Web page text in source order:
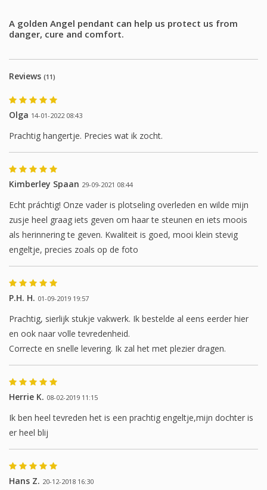
A golden Angel pendant can help us protect us from
danger, cure and comfort.
Reviews (11)
Olga 14-01-2022 08:43
Prachtig hangertje. Precies wat ik zocht.
Kimberley Spaan 29-09-2021 08:44
Echt práchtig! Onze vader is plotseling overleden en wilde mijn
zusje heel graag iets geven om haar te steunen en iets moois
als herinnering te geven. Kwaliteit is goed, mooi klein stevig
engeltje, precies zoals op de foto
P.H. H. 01-09-2019 19:57
Prachtig, sierlijk stukje vakwerk. Ik bestelde al eens eerder hier
en ook naar volle tevredenheid.
Correcte en snelle levering. Ik zal het met plezier dragen.
Herrie K. 08-02-2019 11:15
Ik ben heel tevreden het is een prachtig engeltje,mijn dochter is
er heel blij
Hans Z. 20-12-2018 16:30